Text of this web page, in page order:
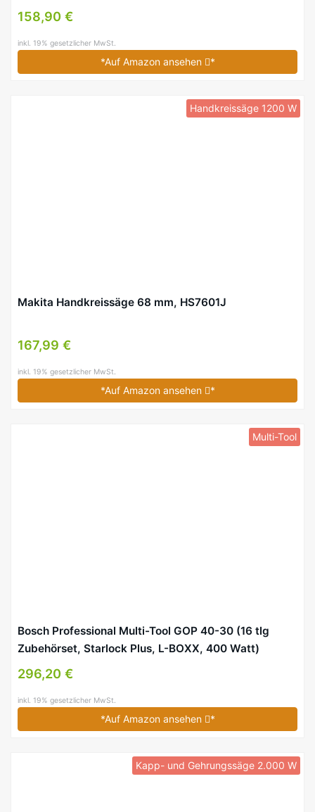
158,90 €
inkl. 19% gesetzlicher MwSt.
*Auf Amazon ansehen *
Handkreissäge 1200 W
Makita Handkreissäge 68 mm, HS7601J
167,99 €
inkl. 19% gesetzlicher MwSt.
*Auf Amazon ansehen *
Multi-Tool
Bosch Professional Multi-Tool GOP 40-30 (16 tlg
Zubehörset, Starlock Plus, L-BOXX, 400 Watt)
296,20 €
inkl. 19% gesetzlicher MwSt.
*Auf Amazon ansehen *
Kapp- und Gehrungssäge 2.000 W